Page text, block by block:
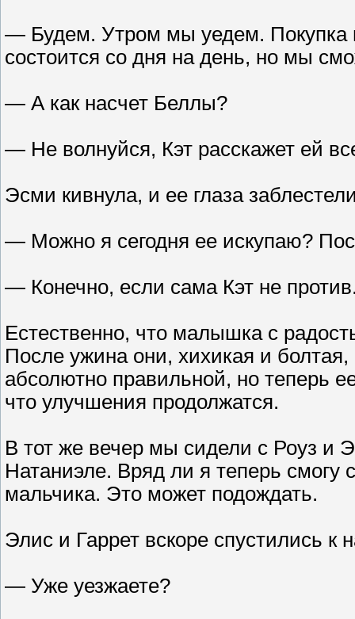
— Будем. Утром мы уедем. Покупка
состоится со дня на день, но мы
— А как насчет Беллы?
— Не волнуйся, Кэт расскажет ей
Эсми кивнула, и ее глаза
— Можно я сегодня ее искупаю?
— Конечно, если сама Кэт не
Естественно, что малышка с
После ужина они, хихикая и
абсолютно правильной, но теперь
что улучшения продолжатся.
В тот же вечер мы сидели с Роуз и
Натаниэле. Вряд ли я теперь смогу
мальчика. Это может подождать.
Элис и Гаррет вскоре спустились к
— Уже уезжаете?